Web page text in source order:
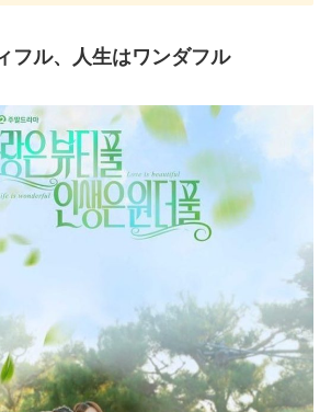
フル、人生はワンダフル